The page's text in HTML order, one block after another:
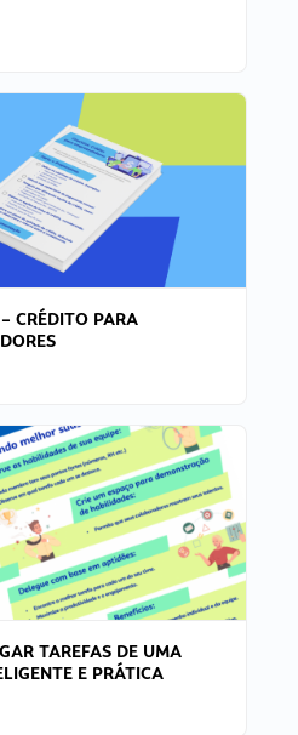
CRÉDITO PARA
TAREFAS DE UMA
E PRÁTICA